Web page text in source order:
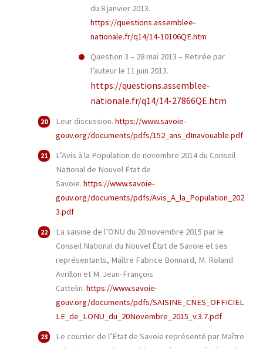
du 8 janvier 2013.
https://questions.assemblee-
nationale.fr/q14/14-10106QE.htm
Question 3 – 28 mai 2013 – Retirée par
l’auteur le 11 juin 2013.
https://questions.assemblee-
nationale.fr/q14/14-27866QE.htm
Leur discussion. https://www.savoie-
gouv.org/documents/pdfs/152_ans_dInavouable.pdf
L’Avis à la Population de novembre 2014 du Conseil
National de Nouvel État de
Savoie. https://www.savoie-
gouv.org/documents/pdfs/Avis_A_la_Population_202
3.pdf
La saisine de l’ONU du 20 novembre 2015 par le
Conseil National du Nouvel État de Savoie et ses
représentants, Maître Fabrice Bonnard, M. Roland
Avrillon et M. Jean-François
Cattelin. https://www.savoie-
gouv.org/documents/pdfs/SAISINE_CNES_OFFICIEL
LE_de_LONU_du_20Novembre_2015_v.3.7.pdf
Le courrier de l’État de Savoie représenté par Maître